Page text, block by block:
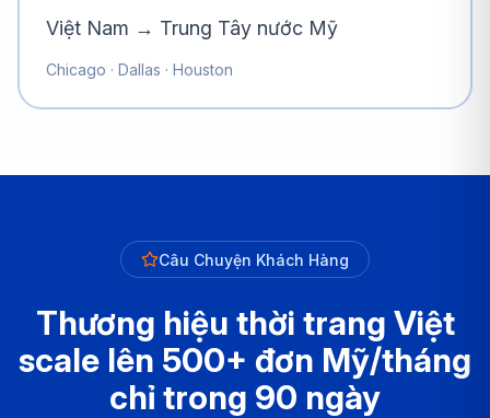
Việt Nam → Trung Tây nước Mỹ
Chicago · Dallas · Houston
Câu Chuyện Khách Hàng
Thương hiệu thời trang Việt
scale lên 500+ đơn Mỹ/tháng
chỉ trong 90 ngày